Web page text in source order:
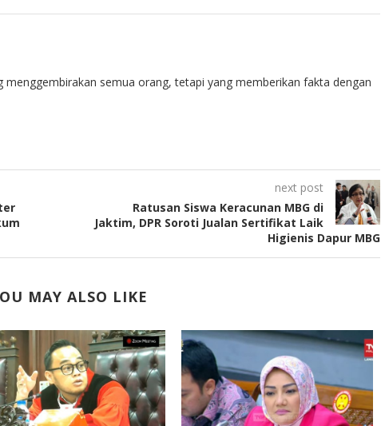
menggembirakan semua orang, tetapi yang memberikan fakta dengan
next post
Ratusan Siswa Keracunan MBG di
Jaktim, DPR Soroti Jualan Sertifikat Laik
Higienis Dapur MBG
MAY ALSO LIKE